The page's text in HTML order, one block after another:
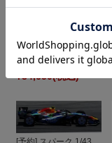
[予約] スパーク 1/18
レーシングブルズ
VCARB 02 No.30 ビ...
¥34,650(税込)